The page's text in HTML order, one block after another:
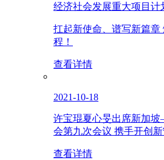
经济社会发展重大项目计
扛起新使命、谱写新篇章
程！
查看详情
2021-10-18
许宝琨夏心旻出席新加
会第九次会议 携手开创
查看详情